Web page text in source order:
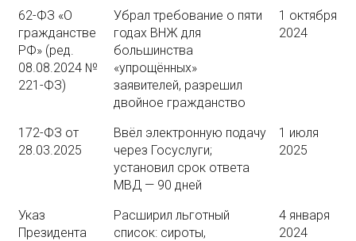
62-ФЗ «О
гражданстве
РФ» (ред.
08.08.2024 №
221-ФЗ)
Убрал требование о пяти
годах ВНЖ для
большинства
«упрощённых»
заявителей, разрешил
двойное гражданство
1 октября
2024
172-ФЗ от
28.03.2025
Ввёл электронную подачу
через Госуслуги;
установил срок ответа
МВД — 90 дней
1 июля
2025
Указ
Президента
Расширил льготный
список: сироты,
4 января
2024